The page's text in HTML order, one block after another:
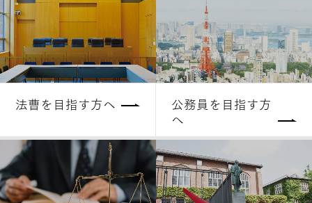
法曹を目指す方へ 公務員を目指す方
へ